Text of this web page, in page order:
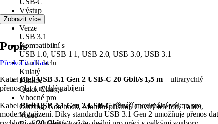
USB-C
Výstup
USB-C
Verze
USB 3.1
Kompatibilní s
USB 1.0, USB 1.1, USB 2.0, USB 3.0, USB 3.1
Tvar kabelu
Kulatý
Funkce
Quick Charge
Vhodné pro
Gaming, Notebook, Mobilní přístroj, Chytrý telefon, Tablet,
Video
Zobrazit více
Popis
Přeskočit oblast
KabelBleil USB 3.1 Gen 2 USB-C 20 Gbit/s 1,5 m – ultrarychlý
přenos dat a rychlé nabíjení
KabelBleil USB 3.1 Gen 2 USB‑Cpřináší maximální výkon pro
moderní zařízení. Díky standardu USB 3.1 Gen 2 umožňuje přenos dat